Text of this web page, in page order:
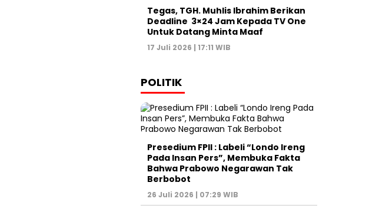
Tegas, TGH. Muhlis Ibrahim Berikan
Deadline 3×24 Jam Kepada TV One
Untuk Datang Minta Maaf
17 Juli 2026 | 17:11 WIB
POLITIK
Presedium FPII : Labeli “Londo Ireng
Pada Insan Pers”, Membuka Fakta
Bahwa Prabowo Negarawan Tak
Berbobot
26 Juli 2026 | 07:29 WIB